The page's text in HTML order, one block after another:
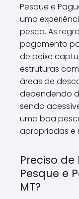
Pesque e
uma
pesca. As
pagamento
de peixe
estruturas
áreas de
dependendo
sendo
uma boa
apropriadas e
Preciso
Pesque e
MT?